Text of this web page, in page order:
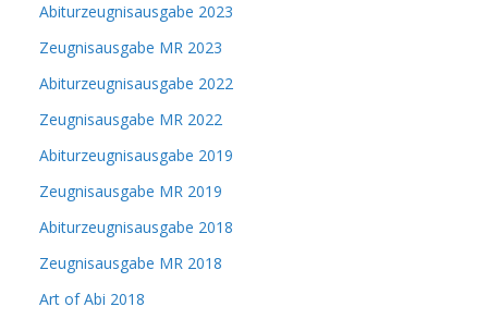
Abiturzeugnisausgabe 2023
Zeugnisausgabe MR 2023
Abiturzeugnisausgabe 2022
Zeugnisausgabe MR 2022
Abiturzeugnisausgabe 2019
Zeugnisausgabe MR 2019
Abiturzeugnisausgabe 2018
Zeugnisausgabe MR 2018
Art of Abi 2018